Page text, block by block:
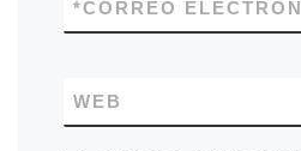
CORREO
*
WEB